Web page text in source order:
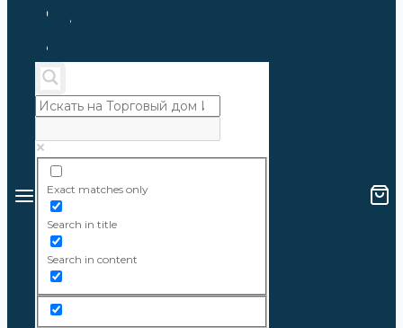
Exact matches only
Search in title
Search in content